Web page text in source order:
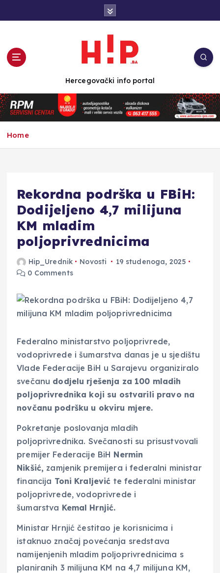
n
t
e
Hercegovački info portal
Home
Rekordna podrška u FBiH:
Dodijeljeno 4,7 milijuna
KM mladim
poljoprivrednicima
Hip_Urednik Novosti
19 studenoga, 2025
0 Comments
Federalno ministarstvo poljoprivrede,
vodoprivrede i šumarstva danas je u sjedištu
Vlade Federacije BiH u Sarajevu organiziralo
svečanu dodjelu rješenja za 100 mladih
poljoprivrednika koji su ostvarili pravo na
novčanu podršku u okviru mjere.
Pokretanje poslovanja mladih
poljoprivrednika. Svečanosti su prisustvovali
premijer Federacije BiH Nermin
Nikšić, zamjenik premijera i federalni ministar
financija Toni Kraljević te federalni ministar
poljoprivrede, vodoprivrede i
šumarstva Kemal Hrnjić.
Ministar Hrnjić čestitao je korisnicima i
istaknuo značaj povećanja sredstava
namijenjenih mladim poljoprivrednicima s
planiranih 3 milijuna KM na 4,7 milijuna KM,